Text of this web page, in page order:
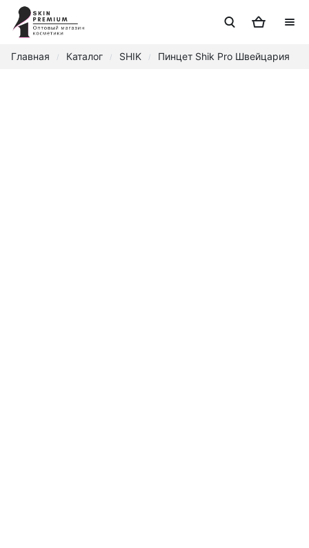
Главная / Каталог / SHIK / Пинцет Shik Pro Швейцария